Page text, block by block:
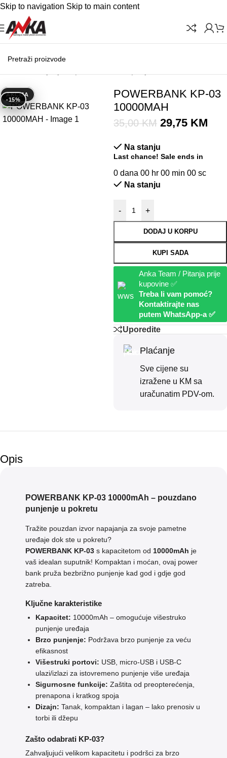
Skip to navigation Skip to main content
-15%
AKCIJA
POWERBANK KP-03
10000MAH
35,00KM 29,75 KM
Na stanju
Last chance! Sale ends in
0 dana 00 hr 00 min 00 sc
Na stanju
- +
DODAJ U KORPU
KUPI SADA
Anka Team / Pitanja prije
kupovine ✅
Treba li vam pomoć?
Kontaktirajte nas
putem WhatsApp-a ✅
Uporedite
Plaćanje
Sve cijene su
izražene u KM sa
uračunatim PDV-om.
Opis
POWERBANK KP-03 10000mAh – pouzdano
punjenje u pokretu
Tražite pouzdan izvor napajanja za svoje pametne
uređaje dok ste u pokretu?
POWERBANK KP-03 s kapacitetom od 10000mAh je
vaš idealan suputnik! Kompaktan i moćan, ovaj power
bank pruža bezbrižno punjenje kad god i gdje god
zatreba.
Ključne karakteristike
Kapacitet: 10000mAh – omogućuje višestruko
punjenje uređaja
Brzo punjenje: Podržava brzo punjenje za veću
efikasnost
Višestruki portovi: USB, micro-USB i USB-C
ulazi/izlazi za istovremeno punjenje više uređaja
Sigurnosne funkcije: Zaštita od preopterećenja,
prenapona i kratkog spoja
Dizajn: Tanak, kompaktan i lagan – lako prenosiv u
torbi ili džepu
Zašto odabrati KP-03?
Zahvaljujući velikom kapacitetu i podršci za brzo